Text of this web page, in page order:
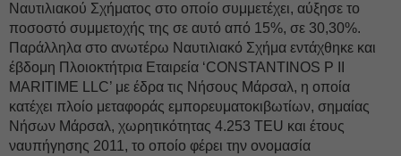
Ναυτιλιακού Σχήματος στο οποίο συμμετέχει, αύξησε το
ποσοστό συμμετοχής της σε αυτό από 15%, σε 30,30%.
Παράλληλα στο ανωτέρω Ναυτιλιακό Σχήμα εντάχθηκε και
έβδομη Πλοιοκτήτρια Εταιρεία ‘CONSTANTINOS P II
MARITIME LLC’ με έδρα τις Νήσους Μάρσαλ, η οποία
κατέχει πλοίο μεταφοράς εμπορευματοκιβωτίων, σημαίας
Νήσων Μάρσαλ, χωρητικότητας 4.253 TEU και έτους
ναυπήγησης 2011, το οποίο φέρει την ονομασία